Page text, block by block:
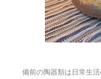
備前の陶器類は日常生